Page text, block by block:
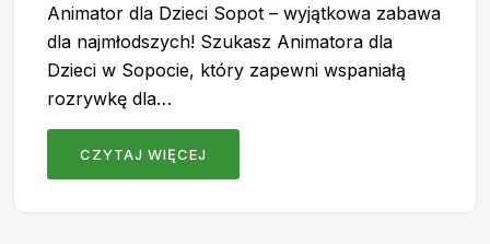
Animator dla Dzieci Sopot – wyjątkowa zabawa
dla najmłodszych! Szukasz Animatora dla
Dzieci w Sopocie, który zapewni wspaniałą
rozrywkę dla…
CZYTAJ WIĘCEJ